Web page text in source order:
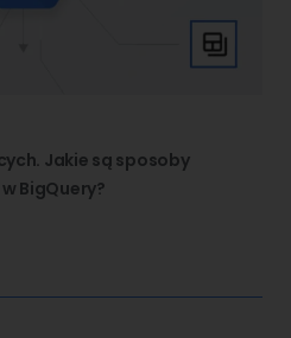
Jakie są sposoby
BigQuery?